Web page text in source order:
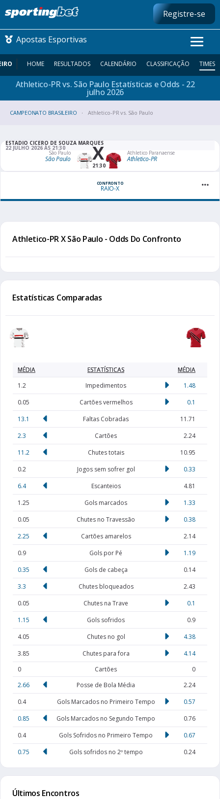
Registre-se
Apostas Esportivas
CONMEBOL LIBERTADORES
FUTEBOL NACIONAL
COMO APOSTAR
MAIS ESPORTES
HOME RESULTADOS CALENDÁRIO CLASSIFICAÇÃO TIMES
Athletico-PR vs. São Paulo Estatísticas e Odds - 22
julho 2026
CAMPEONATO BRASILEIRO Athletico-PR vs. São Paulo
ESTADIO CICERO DE SOUZA MARQUES
22 JULHO 2026 ÀS 21:30
São Paulo
São Paulo
Athletico Paranaense
Athletico-PR
X
21:30
CONFRONTO
RAIO-X
Athletico-PR X São Paulo - Odds Do Confronto
Estatísticas Comparadas
MÉDIA ESTATÍSTICAS
MÉDIA
1.2
Impedimentos
1.48
0.05
Cartões vermelhos
0.1
13.1
Faltas Cobradas
11.71
2.3
Cartões
2.24
11.2
Chutes totais
10.95
0.2
Jogos sem sofrer gol
0.33
6.4
Escanteios
4.81
1.25
Gols marcados
1.33
0.05
Chutes no Travessão
0.38
2.25
Cartões amarelos
2.14
0.9
Gols por Pé
1.19
0.35
Gols de cabeça
0.14
3.3
Chutes bloqueados
2.43
0.05
Chutes na Trave
0.1
1.15
Gols sofridos
0.9
4.05
Chutes no gol
4.38
3.85
Chutes para fora
4.14
0
Cartões
0
2.66
Posse de Bola Média
2.24
0.4
Gols Marcados no Primeiro Tempo
0.57
0.85
Gols Marcados no Segundo Tempo
0.76
0.4
Gols Sofridos no Primeiro Tempo
0.67
0.75
Gols sofridos no 2º tempo 0.24
Últimos Encontros